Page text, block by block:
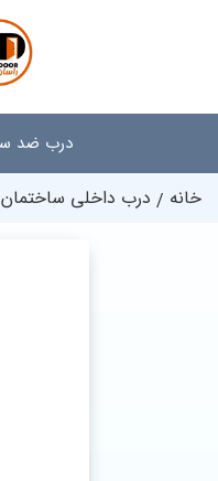
درب ضد
خانه درب داخلی ساختمان